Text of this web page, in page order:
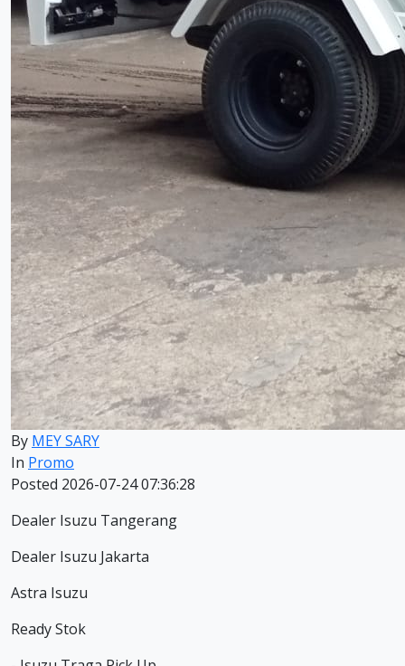
By MEY SARY
In Promo
Posted 2026-07-24 07:36:28
Dealer Isuzu Tangerang
Dealer Isuzu Jakarta
Astra Isuzu
Ready Stok